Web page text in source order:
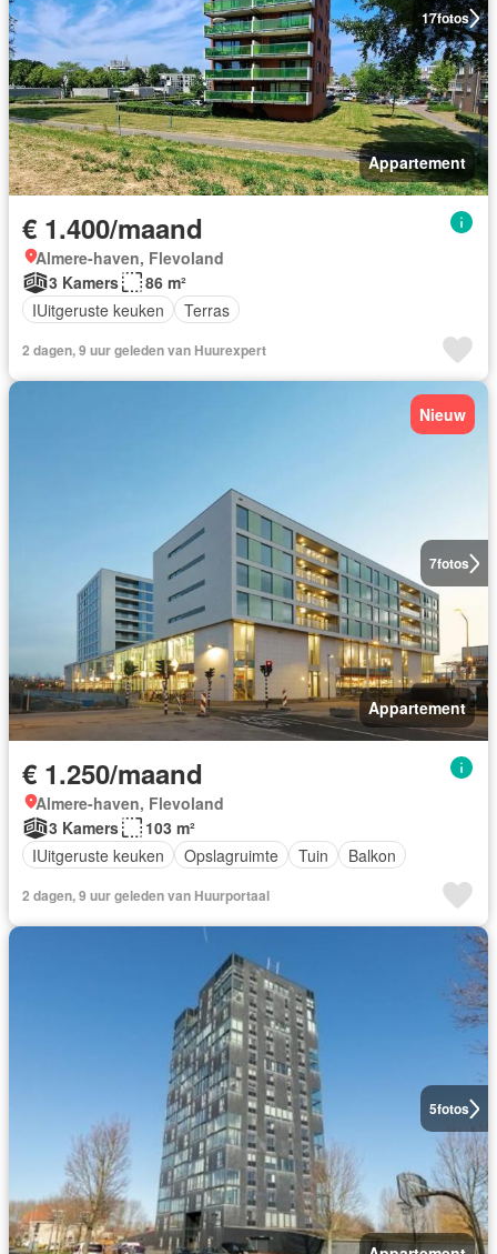
17fotos
Appartement
€ 1.400/maand
Almere-haven, Flevoland
3 Kamers
86 m²
IUitgeruste keuken
Terras
2 dagen, 9 uur geleden van Huurexpert
7fotos
Nieuw
Appartement
€ 1.250/maand
Almere-haven, Flevoland
3 Kamers
103 m²
IUitgeruste keuken
Opslagruimte Tuin Balkon
2 dagen, 9 uur geleden van Huurportaal
5fotos